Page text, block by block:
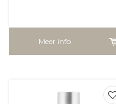
Meer info